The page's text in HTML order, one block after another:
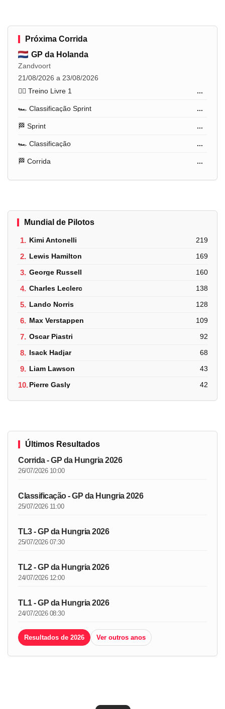
Próxima Corrida
GP da Holanda
Zandvoort
21/08/2026 a 23/08/2026
🏋️‍♂️ Treino Livre 1
...
🏎️ Classificação Sprint ...
🏁 Sprint ...
🏎️ Classificação ...
🏁 Corrida ...
Mundial de Pilotos
1. Kimi Antonelli 219
2. Lewis Hamilton 169
3. George Russell 160
4. Charles Leclerc 138
5. Lando Norris 128
6. Max Verstappen 109
7. Oscar Piastri 92
8. Isack Hadjar 68
9. Liam Lawson 43
10.Pierre Gasly 42
Últimos Resultados
Corrida - GP da Hungria 2026
26/07/2026 10:00
Classificação - GP da Hungria 2026
25/07/2026 11:00
TL3 - GP da Hungria 2026
25/07/2026 07:30
TL2 - GP da Hungria 2026
24/07/2026 12:00
TL1 - GP da Hungria 2026
24/07/2026 08:30
Resultados de 2026 Ver outros anos